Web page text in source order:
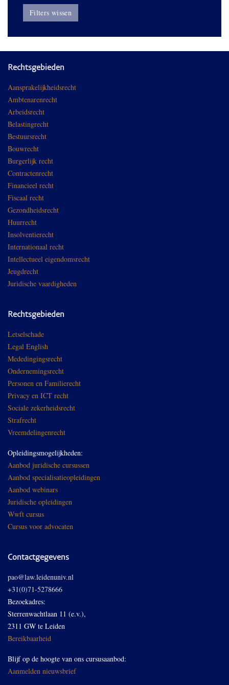
Filters wissen
Rechtsgebieden
Aansprakelijkheidsrecht
Ambtenarenrecht
Arbeidsrecht
Belastingrecht
Bestuursrecht
Bouwrecht
Burgerlijk recht
Contractenrecht
Financieel recht
Fiscaal recht
Gezondheidsrecht
Huurrecht
Insolventierecht
Internationaal recht
Intellectueel eigendomsrecht
Jeugdrecht
Juridische vaardigheden
Rechtsgebieden
Letselschade
Legal English
Mededingingsrecht
Ondernemingsrecht
Personen en Familierecht
Privacy en ICT recht
Sociale zekerheidsrecht
Strafrecht
Vreemdelingenrecht
Opleidingsmogelijkheden:
Aanbod juridische cursussen
Aanbod specialisatieopleidingen
Aanbod webinars
Juridische opleidingen
Wwft cursus
Cursus voor advocaten
Contactgegevens
pao@law.leidenuniv.nl
+31(0)71-5278666
Bezoekadres:
Sterrenwachtlaan 11 (e.v.),
2311 GW te Leiden
Bereikbaarheid
Blijf op de hoogte van ons cursusaanbod:
Aanmelden nieuwsbrief